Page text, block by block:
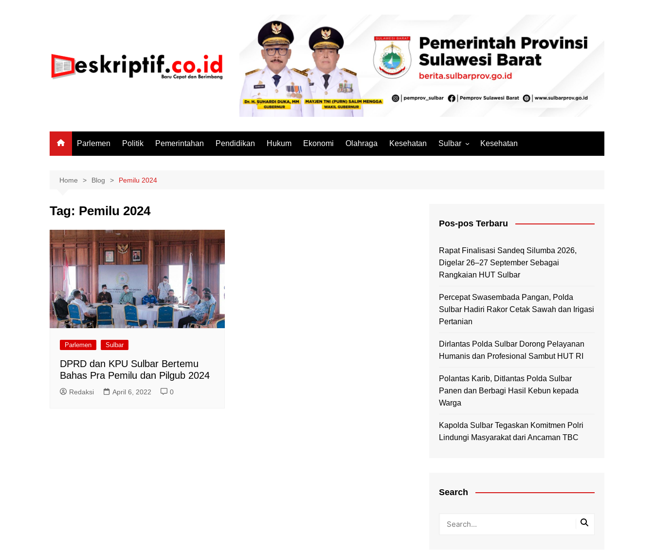
Parlemen Politik Pemerintahan Pendidikan Hukum Ekonomi Olahraga Kesehatan Sulbar
Mamasa
Kesehatan
Home Blog Pemilu 2024
Tag: Pemilu 2024
Parlemen Sulbar
DPRD dan KPU Sulbar Bertemu
Bahas Pra Pemilu dan Pilgub 2024
Redaksi April 6, 2022 0
Pos-pos Terbaru
Rapat Finalisasi Sandeq Silumba 2026,
Digelar 26–27 September Sebagai
Rangkaian HUT Sulbar
Percepat Swasembada Pangan, Polda
Sulbar Hadiri Rakor Cetak Sawah dan Irigasi
Pertanian
Dirlantas Polda Sulbar Dorong Pelayanan
Humanis dan Profesional Sambut HUT RI
Polantas Karib, Ditlantas Polda Sulbar
Panen dan Berbagi Hasil Kebun kepada
Warga
Kapolda Sulbar Tegaskan Komitmen Polri
Lindungi Masyarakat dari Ancaman TBC
Search